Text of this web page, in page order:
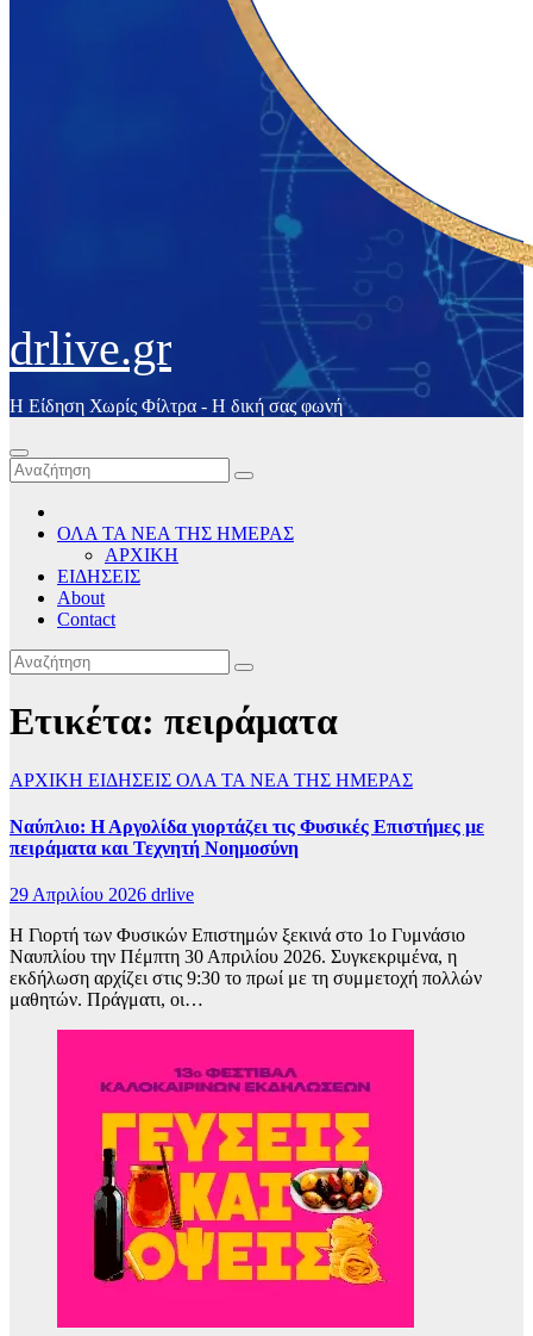
drlive.gr
Η Είδηση Χωρίς Φίλτρα - H δική σας φωνή
ΟΛΑ ΤΑ ΝΕΑ ΤΗΣ ΗΜΕΡΑΣ
ΑΡΧΙΚΗ
ΕΙΔΗΣΕΙΣ
About
Contact
Ετικέτα: πειράματα
ΑΡΧΙΚΗ ΕΙΔΗΣΕΙΣ ΟΛΑ ΤΑ ΝΕΑ ΤΗΣ ΗΜΕΡΑΣ
Ναύπλιο: Η Αργολίδα γιορτάζει τις Φυσικές Επιστήμες με
πειράματα και Τεχνητή Νοημοσύνη
29 Απριλίου 2026 drlive
Η Γιορτή των Φυσικών Επιστημών ξεκινά στο 1ο Γυμνάσιο
Ναυπλίου την Πέμπτη 30 Απριλίου 2026. Συγκεκριμένα, η
εκδήλωση αρχίζει στις 9:30 το πρωί με τη συμμετοχή πολλών
μαθητών. Πράγματι, οι…